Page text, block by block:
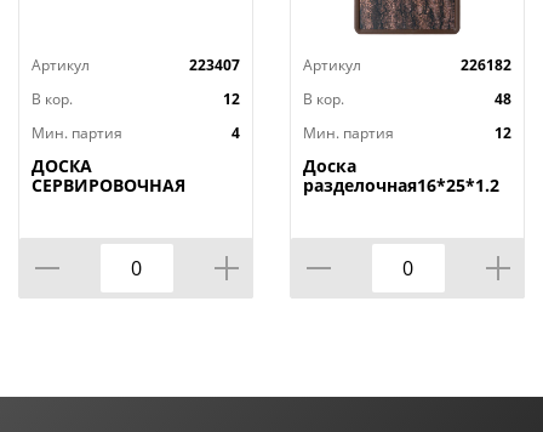
Артикул
223407
В кор.
12
Мин. партия
4
ДОСКА
СЕРВИРОВОЧНАЯ
УПАКОВКИ, КОР=12ШТ.
Артикул
226182
В кор.
48
Мин. партия
12
Доска
разделочная16*25*1.2